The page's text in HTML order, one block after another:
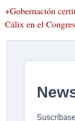
+Gobernación
Cálix en el